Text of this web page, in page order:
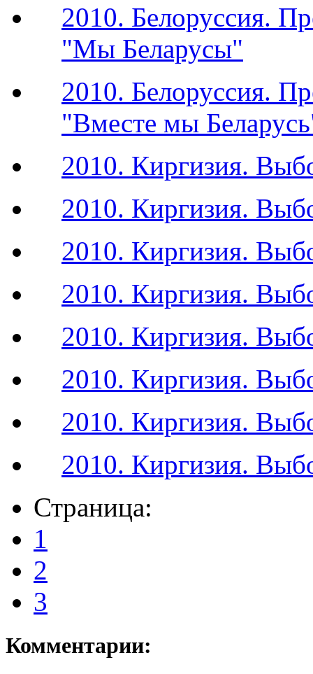
2010. Белоруссия.
"Мы Беларусы"
2010. Белоруссия.
"Вместе мы
2010. Киргизия.
2010. Киргизия.
2010. Киргизия.
2010. Киргизия.
2010. Киргизия.
2010. Киргизия.
2010. Киргизия.
2010. Киргизия.
Страница:
1
2
3
Комментарии: